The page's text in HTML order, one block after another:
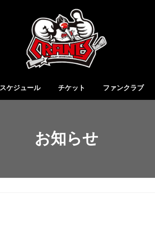
スケジュール チケット ファンクラブ
お知らせ